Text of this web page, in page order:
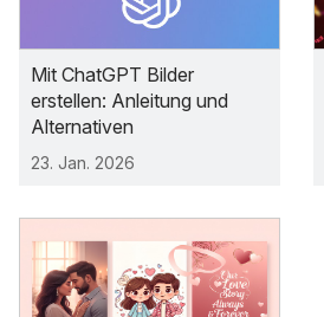
Mit ChatGPT Bilder
erstellen: Anleitung und
Alternativen
23. Jan. 2026